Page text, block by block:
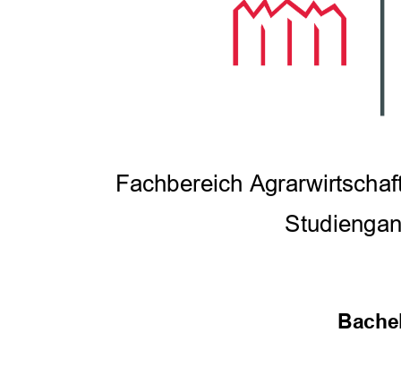
Fachbereich